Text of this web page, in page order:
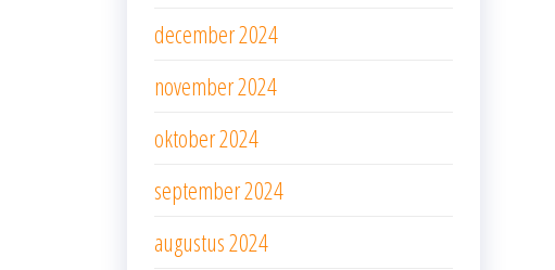
december 2024
november 2024
oktober 2024
september 2024
augustus 2024